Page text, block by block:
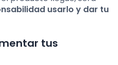
usarlo y dar tu
tus